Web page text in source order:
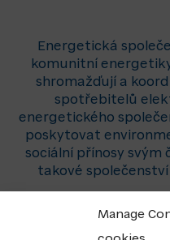
Manage
Energetická
komunitní
shromažďují a
spotřebitelů
energetického
poskytovat
sociální přínosy svým
takové